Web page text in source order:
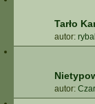
Tarło
autor:
autor: